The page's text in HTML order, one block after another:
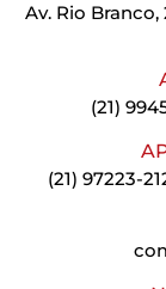
Av. Rio Branco,
(21)
(21) 97223-